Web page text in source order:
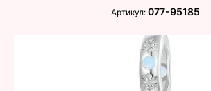
Артикул: 077-95185